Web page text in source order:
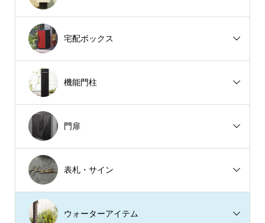
宅配ボックス
機能門柱
門扉
表札・サイン
ウォーターアイテム